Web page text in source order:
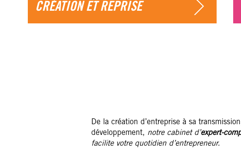
CRÉATION ET REPRISE
De la création d’entreprise à sa
développement, notre cabinet d’expert-
facilite votre quotidien d’entrepreneur.